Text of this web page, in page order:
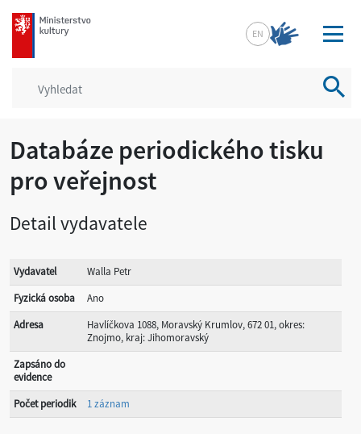
mkcr.cz
EN
Databáze periodického tisku
pro veřejnost
Detail vydavatele
Vydavatel
Walla Petr
Fyzická osoba
Ano
Adresa
Havlíčkova 1088, Moravský Krumlov, 672 01, okres:
Znojmo, kraj: Jihomoravský
Zapsáno do
evidence
Počet periodik
1 záznam